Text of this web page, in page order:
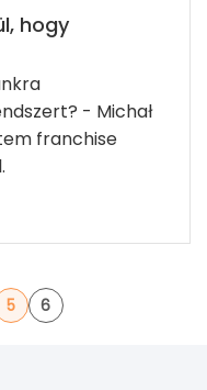
hogy
- Michał
franchise
5 6